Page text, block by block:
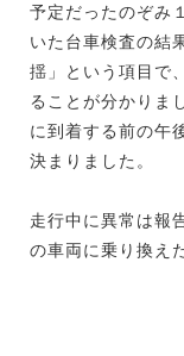
予定だったのぞみ
いた台車検査の結
揺」という項目で
ることが分かりま
に到着する前の午
決まりました。
走行中に異常は報
の車両に乗り換え